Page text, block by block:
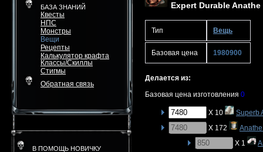
БАЗА ЗНАНИЙ
Квесты
НПС
Монстры
Вещи
Рецепты
Калькулятор крафта
Классы/Скиллы
Стигмы
Обратная связь
В ПОМОЩЬ НОВИЧКУ
Expert Durable
Тип Вещь
Базовая цена 1980900
Делается из:
Базовая цена изготовления 0
X 10
Superb
X 172
X 1